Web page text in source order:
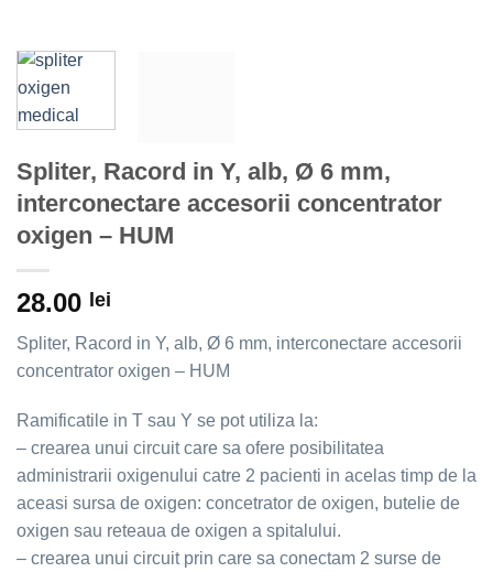
Spliter, Racord in Y, alb, Ø 6 mm,
interconectare accesorii concentrator
oxigen – HUM
28.00 lei
Spliter, Racord in Y, alb, Ø 6 mm, interconectare accesorii
concentrator oxigen – HUM
Ramificatile in T sau Y se pot utiliza la:
– crearea unui circuit care sa ofere posibilitatea
administrarii oxigenului catre 2 pacienti in acelas timp de la
aceasi sursa de oxigen: concetrator de oxigen, butelie de
oxigen sau reteaua de oxigen a spitalului.
– crearea unui circuit prin care sa conectam 2 surse de